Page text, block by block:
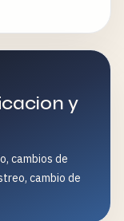
y
cambios de
cambio de